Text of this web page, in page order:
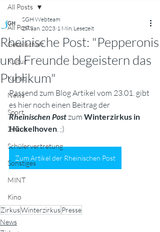
All Posts
Gesellschaft
Kultur
Kunst
News
Sport
Zirkus
Schülervertretung
Sonstiges
MINT
Kino
All Posts
Rheinische Post: "Pepperonis
und Freunde begeistern das
Publikum"
SGH Webteam
29. Jan. 2023 1 Min. Lesezeit
Passend zum Blog Artikel vom 23.01. gibt
es hier noch einen Beitrag der
Rheinischen Post zum Winterzirkus in
Hückelhoven. ;)
Zum Artikel der Rheinischen Post
ZirkusWinterzirkusPresse
News